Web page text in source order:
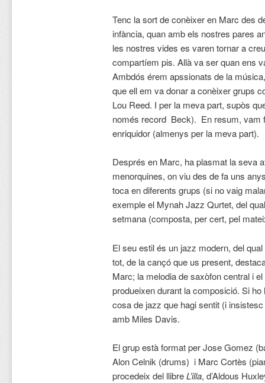
Tenc la sort de conèixer en Marc des
infància, quan amb els nostres pares
les nostres vides es varen tornar a
compartíem pis. Allà va ser quan ens
Ambdós érem apssionats de la
que ell em va donar a conèixer grups
Lou Reed. I per la meva part, supòs
només record Beck). En resum, vam
enriquidor (almenys per la meva part).
Després en Marc, ha plasmat la seva
menorquines, on viu des de fa uns
toca en diferents grups (si no vaig
exemple el Mynah Jazz Qurtet, del
setmana (composta, per cert, pel
El seu estil és un jazz modern, del
tot, de la cançó que us present,
Marc; la melodia de saxòfon central i
produeixen durant la composició. Si
cosa de jazz que hagi sentit (i
amb Miles Davis.
El grup està format per Jose Gomez
Alon Celnik (drums) i Marc Cortès
procedeix del llibreL’illa, d’Aldous